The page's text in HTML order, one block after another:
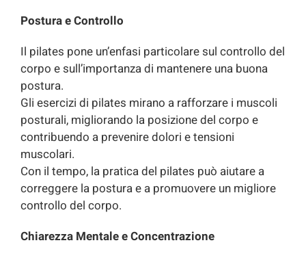
Postura e Controllo
Il pilates pone un’enfasi particolare sul controllo del
corpo e sull’importanza di mantenere una buona
postura.
Gli esercizi di pilates mirano a rafforzare i muscoli
posturali, migliorando la posizione del corpo e
contribuendo a prevenire dolori e tensioni
muscolari.
Con il tempo, la pratica del pilates può aiutare a
correggere la postura e a promuovere un migliore
controllo del corpo.
Chiarezza Mentale e Concentrazione